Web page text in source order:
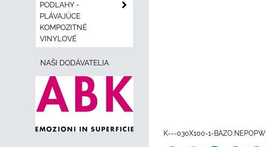
K---030X100-1-BAZO.NEPOPW
PODLAHY -
PLÁVAJÚCE
KOMPOZITNÉ
VINYLOVÉ
NAŠI DODÁVATELIA